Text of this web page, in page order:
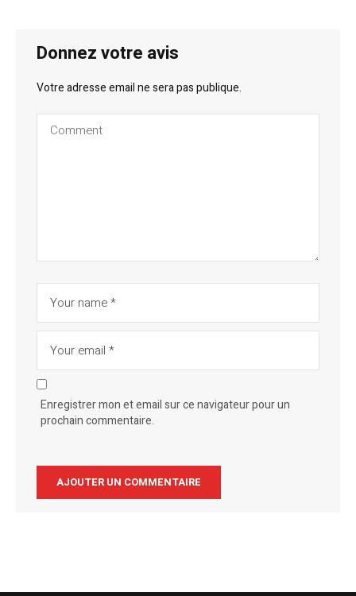
Donnez votre avis
Votre adresse email ne sera pas publique.
Enregistrer mon et email sur ce navigateur pour un
prochain commentaire.